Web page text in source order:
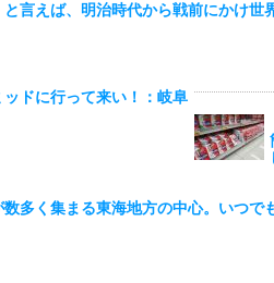
と言えば、明治時代から戦前にかけ
ドに行って来い！：岐阜
多く集まる東海地方の中心。いつで